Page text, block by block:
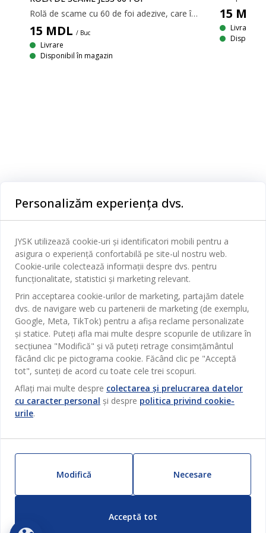
Rolă de scame cu 60 de foi adezive, care îndepărtează cu ușurință scamele, praful și părul de animale de pe haine și alte textile. Dispune de un mâner negru. 5x22xØ5x5 cm
15 MDL / Buc
Livrare
Disponibil în magazin
15 MDL
Livrare
Disponibil
Categorii
Dormitor
Baie
Birou
Sufragerie
Bucătărie
Depozitare
Grădină
Serviciul clienți
Contact Relații Clienți
Magazine și program
Broșură
Termeni si conditii vânzări online
Garantia prețului
Garanția Produselor
Politica de confidentialitate
Card cadou
Reclamații
JYSK
Despre JYSK
JYSK.com
Presă
Locuri de muncă
Newsletter
JYSK BUSINESS TO BUSINESS
SEDIU CENTRAL
TAROL-DD S.R.L. str. Jubiliara, 41A mun. Chișinău, Republica
Moldova
JYSK BUSINESS TO BUSINESS
Vânzări și relații clienți persoane juridice
E-mail: jysk@jysk.md
JYSK RELAȚII CLIENȚI
Contact Relații Clienți
Telefon: 022 022 030
E-mail: support@jysk.md
Urmărește Jysk
Personalizăm experiența dvs.
JYSK utilizează cookie-uri și identificatori mobili pentru a
asigura o experiență confortabilă pe site-ul nostru web.
Cookie-urile colectează informații despre dvs. pentru
funcționalitate, statistici și marketing relevant.
Prin acceptarea cookie-urilor de marketing, partajăm datele
dvs. de navigare web cu partenerii de marketing (de exemplu,
Google, Meta, TikTok) pentru a afișa reclame personalizate
și statice. Puteți afla mai multe despre scopurile de utilizare în
secțiunea "Modifică" și vă puteți retrage consimțământul
făcând clic pe pictograma cookie. Făcând clic pe "Acceptă
tot", sunteți de acord cu toate cele trei scopuri.
Aflați mai multe despre colectarea și prelucrarea datelor
cu caracter personal și despre politica privind cookie-
urile.
Modifică Necesare
Acceptă tot